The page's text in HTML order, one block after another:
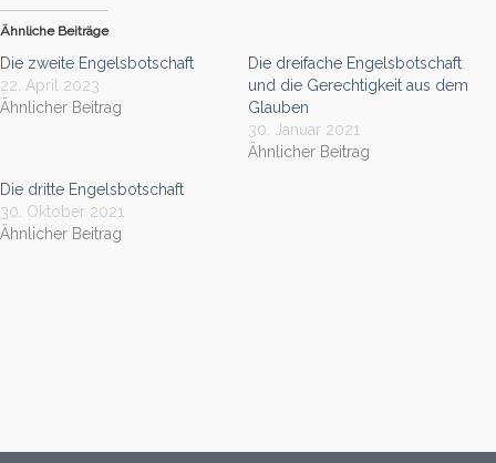
Ähnliche Beiträge
Die zweite Engelsbotschaft
22. April 2023
Ähnlicher Beitrag
Die dreifache Engelsbotschaft
und die Gerechtigkeit aus dem
Glauben
30. Januar 2021
Ähnlicher Beitrag
Die dritte Engelsbotschaft
30. Oktober 2021
Ähnlicher Beitrag